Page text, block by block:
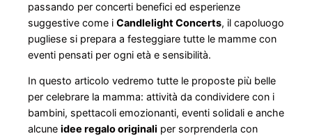
passando per concerti benefici ed esperienze
suggestive come i Candlelight Concerts, il capoluogo
pugliese si prepara a festeggiare tutte le mamme con
eventi pensati per ogni età e sensibilità.
In questo articolo vedremo tutte le proposte più belle
per celebrare la mamma: attività da condividere con i
bambini, spettacoli emozionanti, eventi solidali e anche
alcune idee regalo originali per sorprenderla con